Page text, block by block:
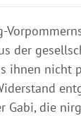
der
ihnen
die